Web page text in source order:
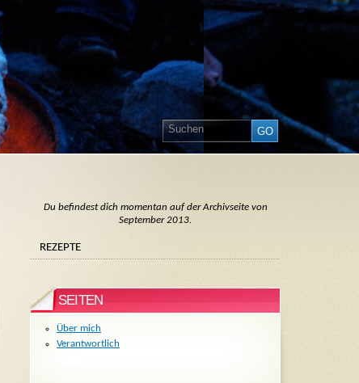
Du befindest dich momentan auf der Archivseite von
September 2013.
REZEPTE
SEITEN
Über mich
Verantwortlich